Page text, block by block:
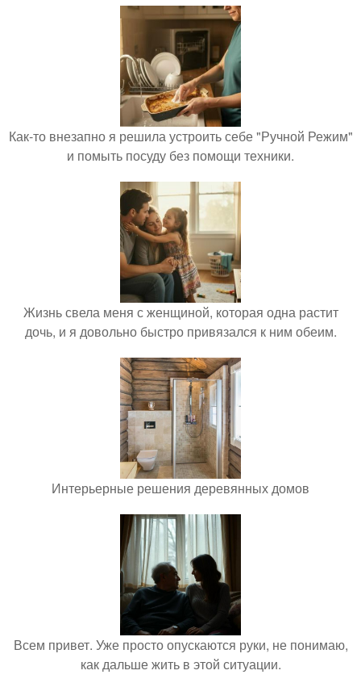
Как-то внезапно я решила устроить себе "Ручной Режим"
и помыть посуду без помощи техники.
Жизнь свела меня с женщиной, которая одна растит
дочь, и я довольно быстро привязался к ним обеим.
Интерьерные решения деревянных домов
Всем привет. Уже просто опускаются руки, не понимаю,
как дальше жить в этой ситуации.